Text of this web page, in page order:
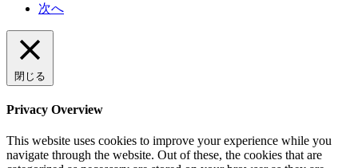
次へ
閉じる
Privacy Overview
This website uses cookies to improve your experience while you
navigate through the website. Out of these, the cookies that are